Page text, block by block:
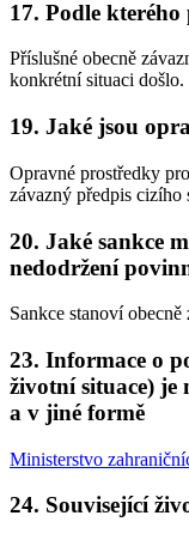
17. Podle
Příslušné obecně
konkrétní situaci došlo.
19. Jaké jsou
Opravné prostředky
závazný předpis cizího
20. Jaké sankce
nedodržení
Sankce stanoví
23. Informace o
životní situace) je
a v jiné formě
Ministerstvo
24. Související